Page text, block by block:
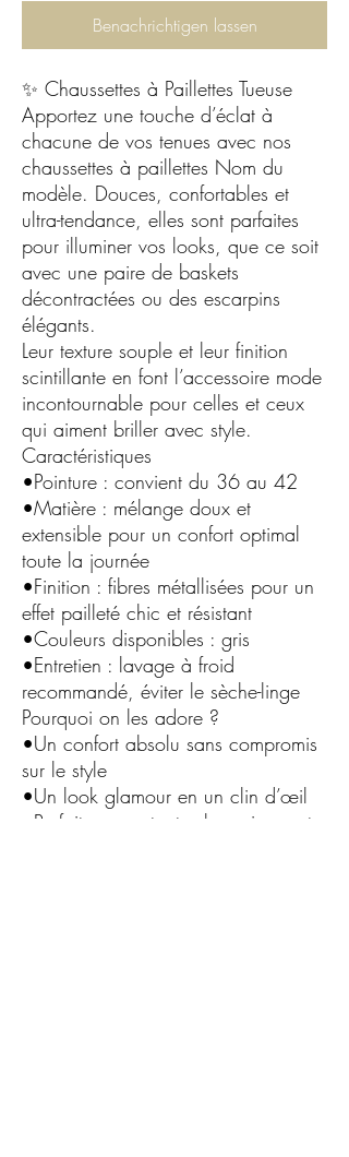
Benachrichtigen lassen
✨ Chaussettes à Paillettes Tueuse
Apportez une touche d’éclat à
chacune de vos tenues avec nos
chaussettes à paillettes Nom du
modèle. Douces, confortables et
ultra-tendance, elles sont parfaites
pour illuminer vos looks, que ce soit
avec une paire de baskets
décontractées ou des escarpins
élégants.
Leur texture souple et leur finition
scintillante en font l’accessoire mode
incontournable pour celles et ceux
qui aiment briller avec style.
Caractéristiques
•Pointure : convient du 36 au 42
•Matière : mélange doux et
extensible pour un confort optimal
toute la journée
•Finition : fibres métallisées pour un
effet pailleté chic et résistant
•Couleurs disponibles : gris
•Entretien : lavage à froid
recommandé, éviter le sèche-linge
Pourquoi on les adore ?
•Un confort absolu sans compromis
sur le style
•Un look glamour en un clin d’œil
•Parfaites pour toutes les saisons et